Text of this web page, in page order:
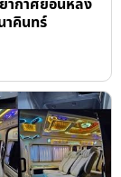
าคินทร์